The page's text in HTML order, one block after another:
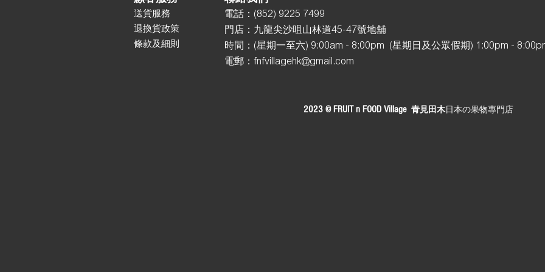
送貨服務
退換貨政策
條款及細則
電話： (852) 9225 7499
門店： 九龍尖沙咀山林道45-47號地舖
時間：(星期一至六) 9:00am - 8:00pm (星期日及公眾假期) 1:00pm -
電郵： fnfvillagehk@gmail.com
2023 © FRUIT n FOOD Village 青見田木日本の果物專門店